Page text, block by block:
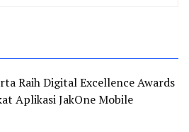
Raih Digital Excellence Awards
Aplikasi JakOne Mobile